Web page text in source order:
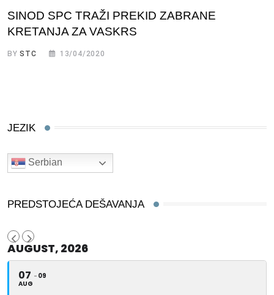
SINOD SPC TRAŽI PREKID ZABRANE
KRETANJA ZA VASKRS
BYSTC 13/04/2020
JEZIK
Serbian
PREDSTOJEĆA DEŠAVANJA
AUGUST, 2026
07
AUG
09